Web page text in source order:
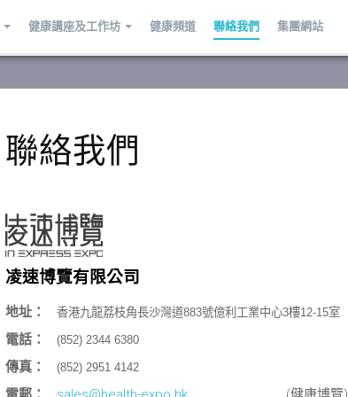
健康講座及工作坊 健康頻道 聯絡我們 集團網站
聯絡我們
凌速博覽有限公司
地址： 香港九龍荔枝角長沙灣道883號億利工業中心3樓12-15室
電話： (852) 2344 6380
傳真： (852) 2951 4142